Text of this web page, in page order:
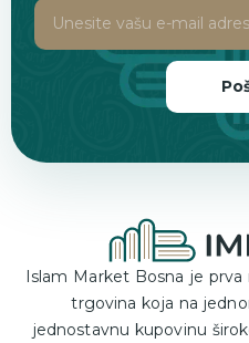
Islam Market Bosna je
trgovina koja na
jednostavnu kupovinu